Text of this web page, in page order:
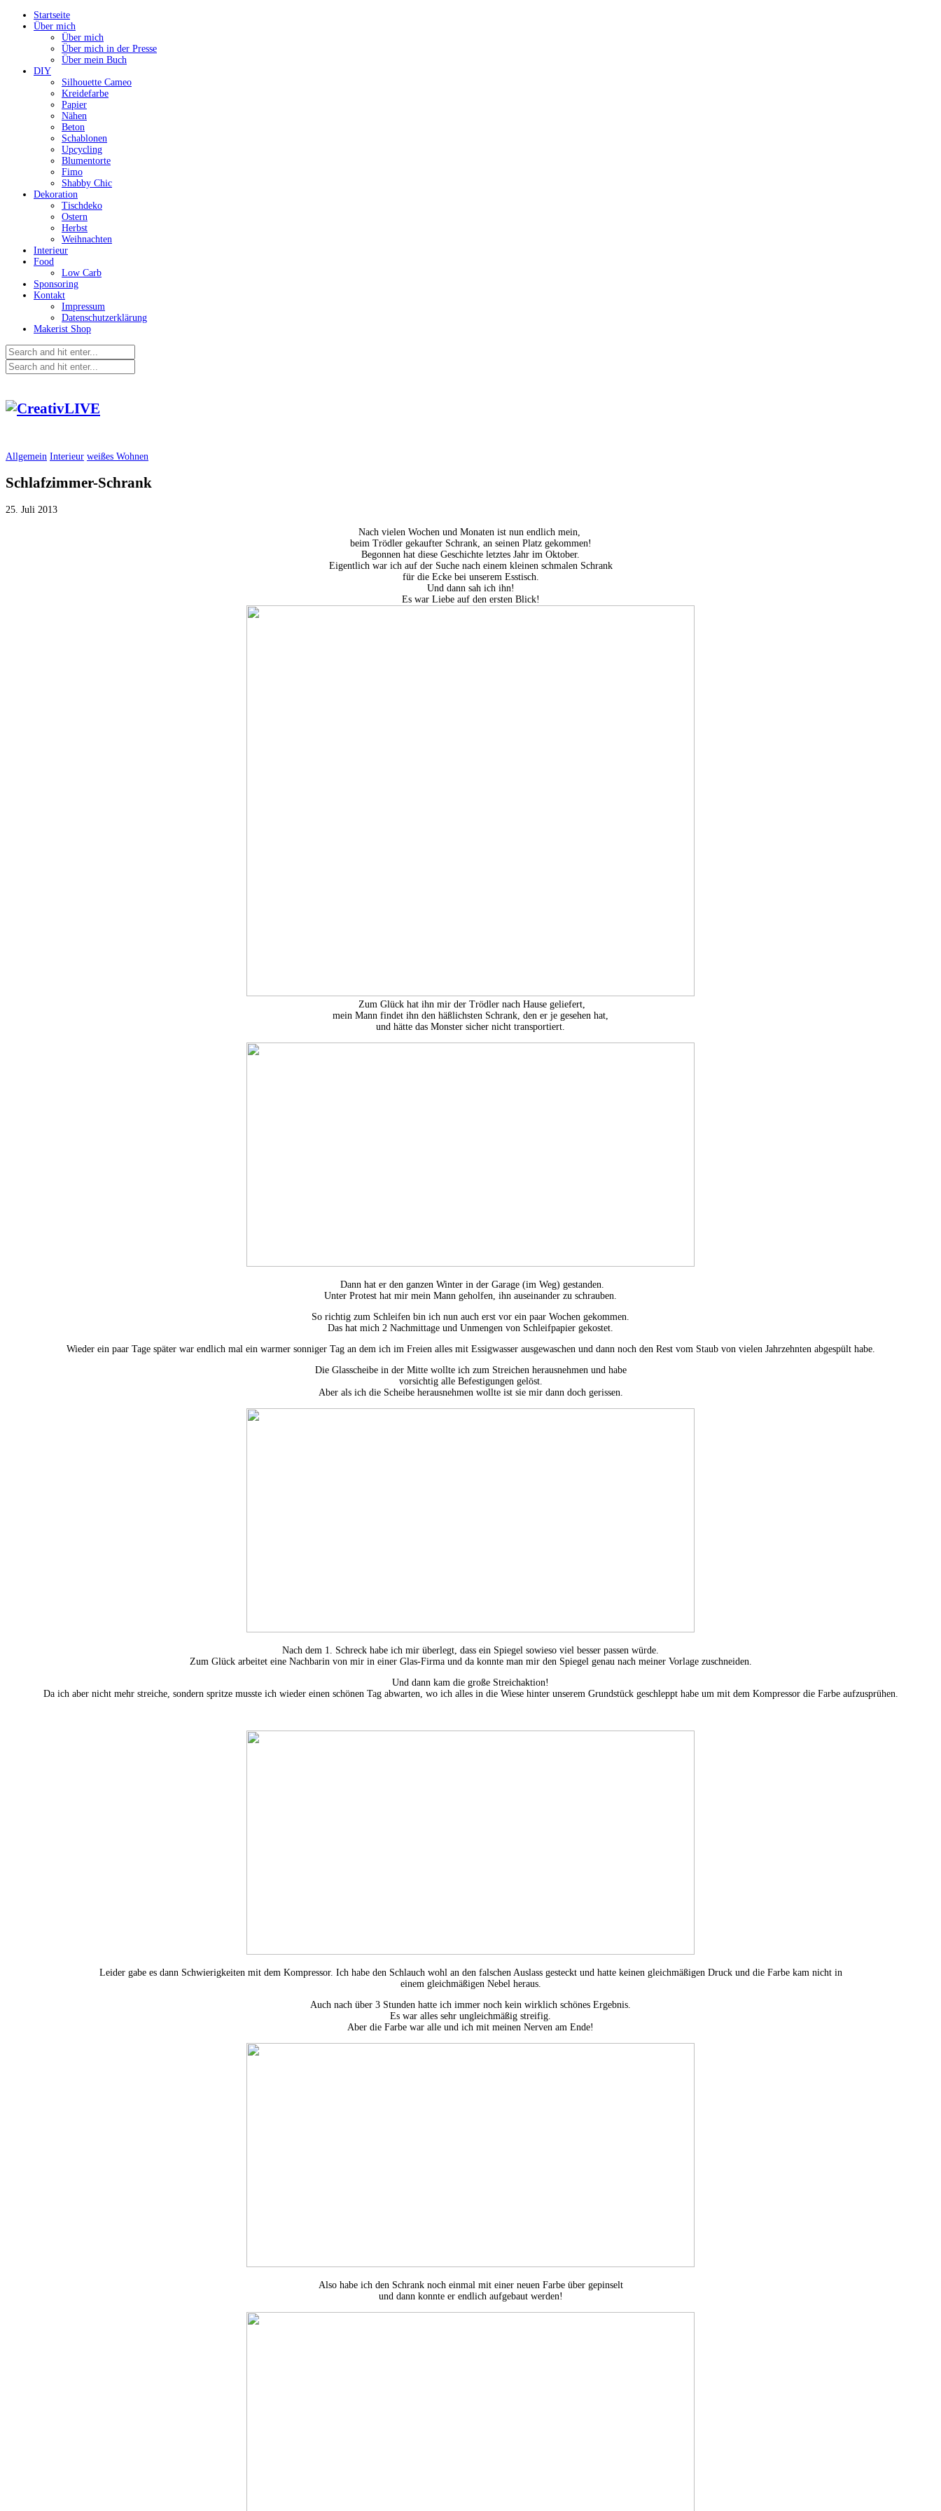
Startseite
Über mich
Über mich
Über mich in der Presse
Über mein Buch
DIY
Silhouette Cameo
Kreidefarbe
Papier
Nähen
Beton
Schablonen
Upcycling
Blumentorte
Fimo
Shabby Chic
Dekoration
Tischdeko
Ostern
Herbst
Weihnachten
Interieur
Food
Low Carb
Sponsoring
Kontakt
Impressum
Datenschutzerklärung
Makerist Shop
Allgemein Interieur weißes Wohnen
Schlafzimmer-Schrank
25. Juli 2013
Nach vielen Wochen und Monaten ist nun endlich mein,
beim Trödler gekaufter Schrank, an seinen Platz gekommen!
Begonnen hat diese Geschichte letztes Jahr im Oktober.
Eigentlich war ich auf der Suche nach einem kleinen schmalen Schrank
für die Ecke bei unserem Esstisch.
Und dann sah ich ihn!
Es war Liebe auf den ersten Blick!
Zum Glück hat ihn mir der Trödler nach Hause geliefert,
mein Mann findet ihn den häßlichsten Schrank, den er je gesehen hat,
und hätte das Monster sicher nicht transportiert.
Dann hat er den ganzen Winter in der Garage (im Weg) gestanden.
Unter Protest hat mir mein Mann geholfen, ihn auseinander zu schrauben.
So richtig zum Schleifen bin ich nun auch erst vor ein paar Wochen gekommen.
Das hat mich 2 Nachmittage und Unmengen von Schleifpapier gekostet.
Wieder ein paar Tage später war endlich mal ein warmer sonniger Tag an dem ich im Freien alles mit Essigwasser ausgewaschen und dann noch den Rest vom Staub von vielen Jahrzehnten abgespült habe.
Die Glasscheibe in der Mitte wollte ich zum Streichen herausnehmen und habe
vorsichtig alle Befestigungen gelöst.
Aber als ich die Scheibe herausnehmen wollte ist sie mir dann doch gerissen.
Nach dem 1. Schreck habe ich mir überlegt, dass ein Spiegel sowieso viel besser passen würde.
Zum Glück arbeitet eine Nachbarin von mir in einer Glas-Firma und da konnte man mir den Spiegel genau nach meiner Vorlage zuschneiden.
Und dann kam die große Streichaktion!
Da ich aber nicht mehr streiche, sondern spritze musste ich wieder einen schönen Tag abwarten, wo ich alles in die Wiese hinter unserem Grundstück geschleppt habe um mit dem Kompressor die Farbe aufzusprühen.
Leider gabe es dann Schwierigkeiten mit dem Kompressor. Ich habe den Schlauch wohl an den falschen Auslass gesteckt und hatte keinen gleichmäßigen Druck und die Farbe kam nicht in
einem gleichmäßigen Nebel heraus.
Auch nach über 3 Stunden hatte ich immer noch kein wirklich schönes Ergebnis.
Es war alles sehr ungleichmäßig streifig.
Aber die Farbe war alle und ich mit meinen Nerven am Ende!
Also habe ich den Schrank noch einmal mit einer neuen Farbe über gepinselt
und dann konnte er endlich aufgebaut werden!